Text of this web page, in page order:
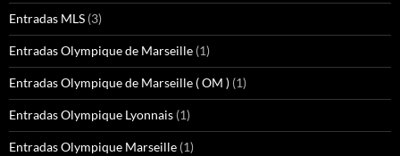
Entradas MLS (3)
Entradas Olympique de Marseille (1)
Entradas Olympique de Marseille ( OM ) (1)
Entradas Olympique Lyonnais (1)
Entradas Olympique Marseille (1)